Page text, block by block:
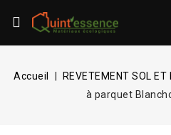
Accueil REVETEMENT SOL ET
à parquet